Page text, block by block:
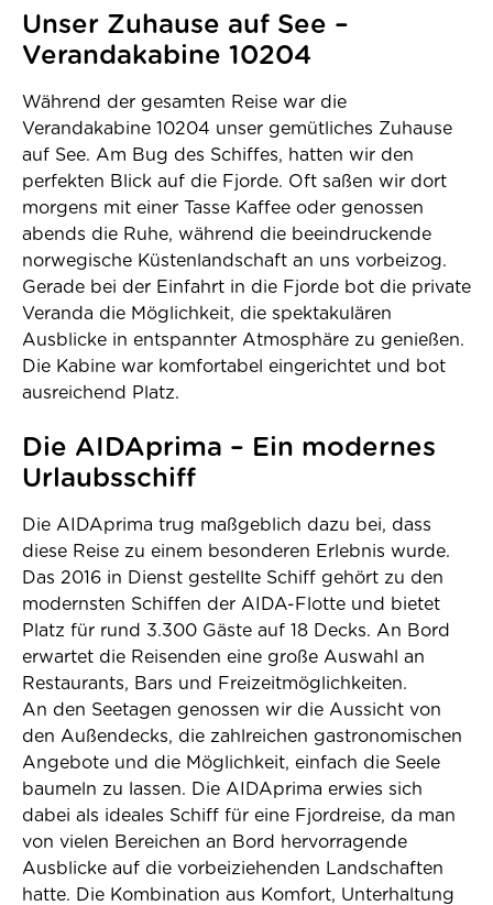
Unser Zuhause auf See –
Verandakabine 10204
Während der gesamten Reise war die
Verandakabine 10204 unser gemütliches Zuhause
auf See. Am Bug des Schiffes, hatten wir den
perfekten Blick auf die Fjorde. Oft saßen wir dort
morgens mit einer Tasse Kaffee oder genossen
abends die Ruhe, während die beeindruckende
norwegische Küstenlandschaft an uns vorbeizog.
Gerade bei der Einfahrt in die Fjorde bot die private
Veranda die Möglichkeit, die spektakulären
Ausblicke in entspannter Atmosphäre zu genießen.
Die Kabine war komfortabel eingerichtet und bot
ausreichend Platz.
Die AIDAprima – Ein modernes
Urlaubsschiff
Die AIDAprima trug maßgeblich dazu bei, dass
diese Reise zu einem besonderen Erlebnis wurde.
Das 2016 in Dienst gestellte Schiff gehört zu den
modernsten Schiffen der AIDA-Flotte und bietet
Platz für rund 3.300 Gäste auf 18 Decks. An Bord
erwartet die Reisenden eine große Auswahl an
Restaurants, Bars und Freizeitmöglichkeiten.
An den Seetagen genossen wir die Aussicht von
den Außendecks, die zahlreichen gastronomischen
Angebote und die Möglichkeit, einfach die Seele
baumeln zu lassen. Die AIDAprima erwies sich
dabei als ideales Schiff für eine Fjordreise, da man
von vielen Bereichen an Bord hervorragende
Ausblicke auf die vorbeiziehenden Landschaften
hatte. Die Kombination aus Komfort, Unterhaltung